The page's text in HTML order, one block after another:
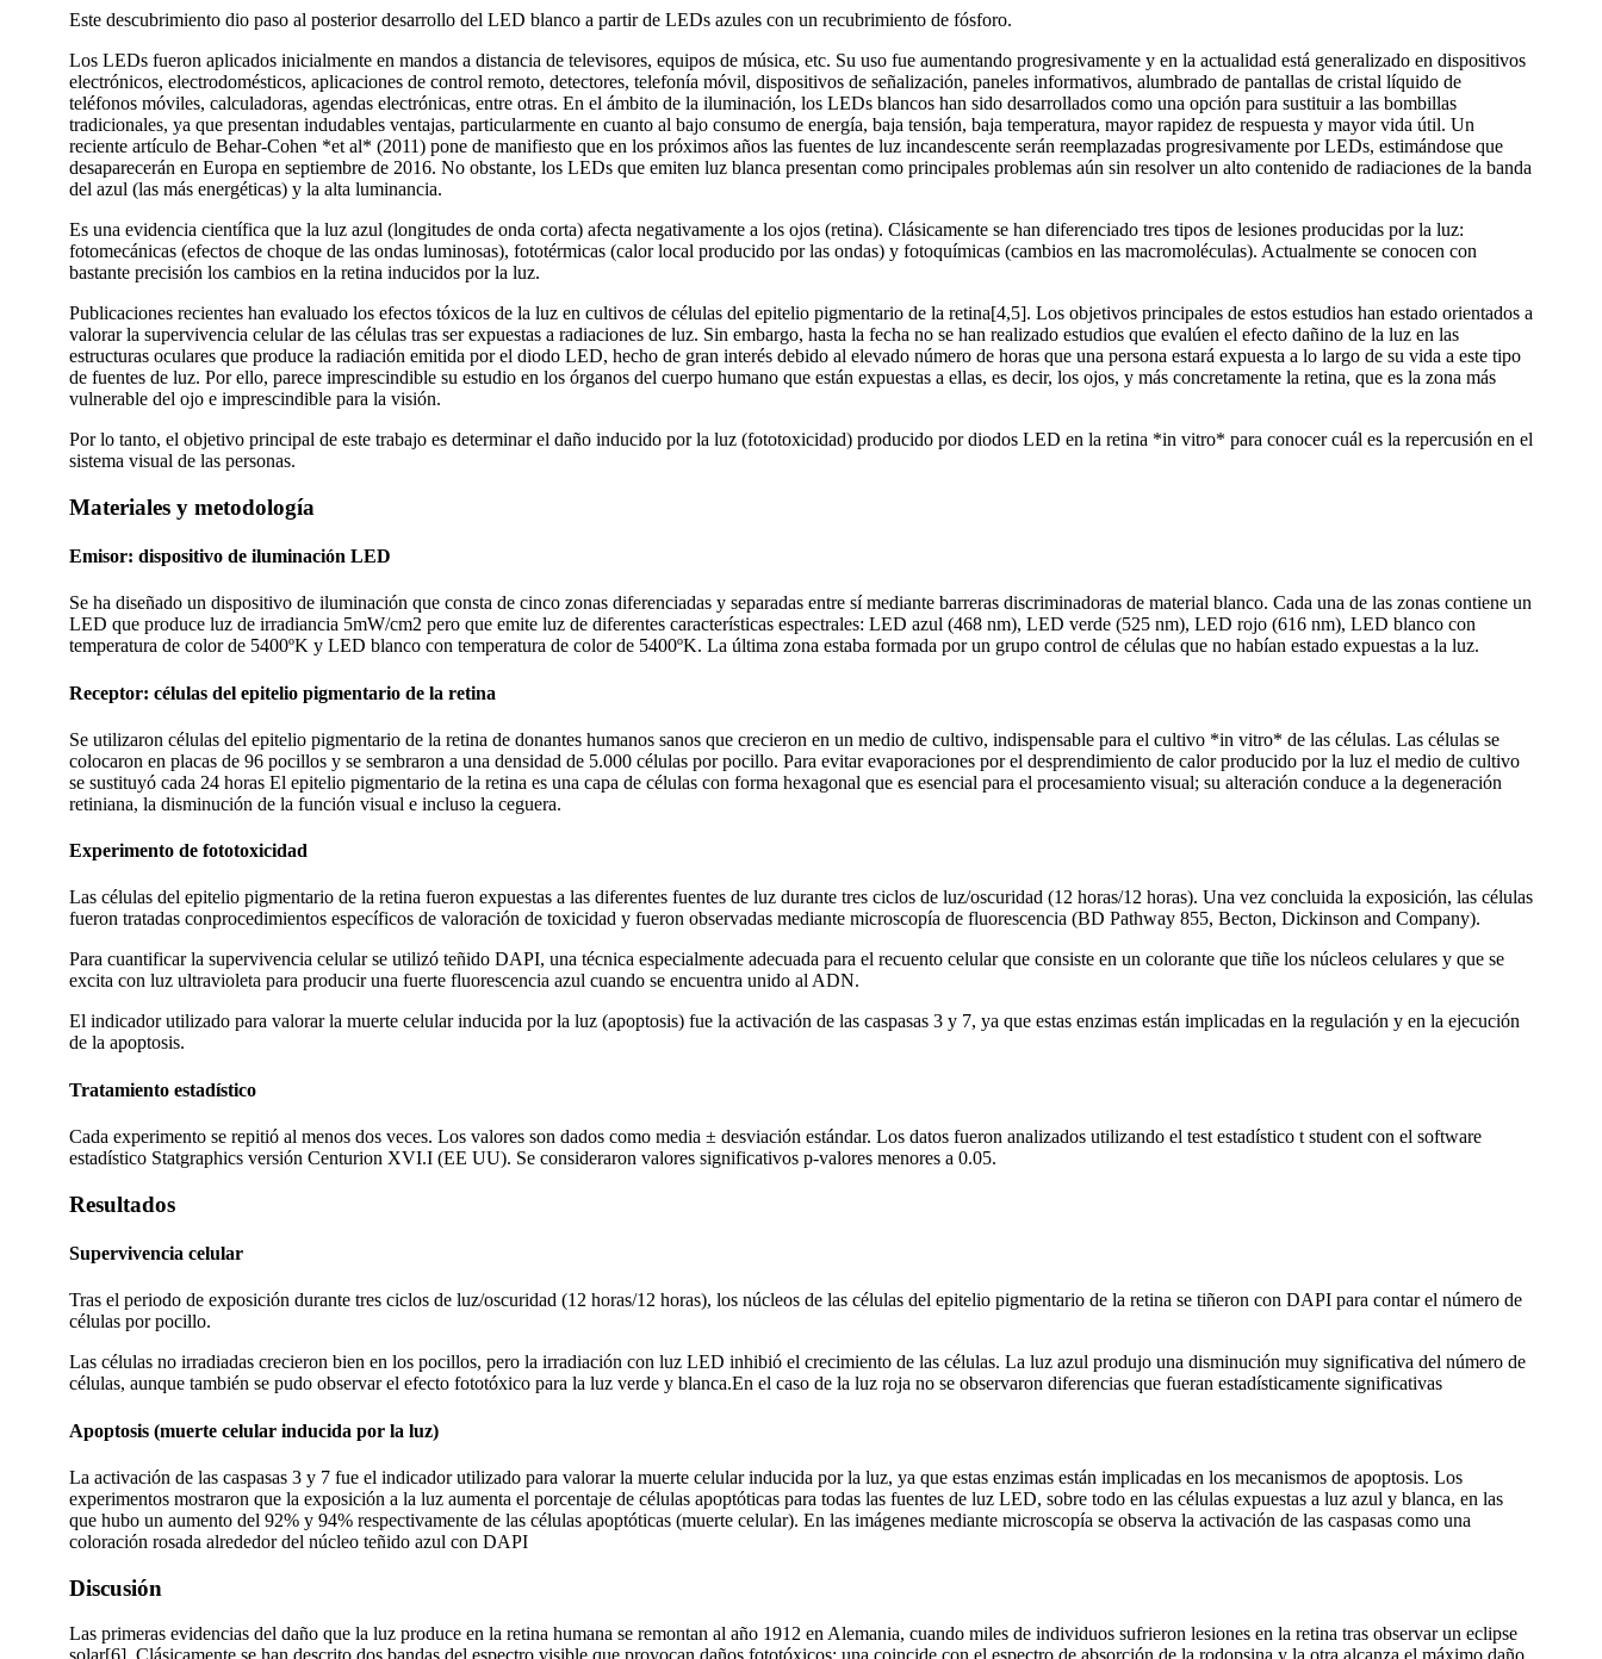
Este descubrimiento dio paso al posterior desarrollo del LED blanco a partir de LEDs azules con un recubrimiento de fósforo.
Los LEDs fueron aplicados inicialmente en mandos a distancia de televisores, equipos de música, etc. Su uso fue aumentando progresivamente y en la actualidad está generalizado en dispositivos
electrónicos, electrodomésticos, aplicaciones de control remoto, detectores, telefonía móvil, dispositivos de señalización, paneles informativos, alumbrado de pantallas de cristal líquido de
teléfonos móviles, calculadoras, agendas electrónicas, entre otras. En el ámbito de la iluminación, los LEDs blancos han sido desarrollados como una opción para sustituir a las bombillas
tradicionales, ya que presentan indudables ventajas, particularmente en cuanto al bajo consumo de energía, baja tensión, baja temperatura, mayor rapidez de respuesta y mayor vida útil. Un
reciente artículo de Behar-Cohen *et al* (2011) pone de manifiesto que en los próximos años las fuentes de luz incandescente serán reemplazadas progresivamente por LEDs, estimándose que
desaparecerán en Europa en septiembre de 2016. No obstante, los LEDs que emiten luz blanca presentan como principales problemas aún sin resolver un alto contenido de radiaciones de la banda
del azul (las más energéticas) y la alta luminancia.
Es una evidencia científica que la luz azul (longitudes de onda corta) afecta negativamente a los ojos (retina). Clásicamente se han diferenciado tres tipos de lesiones producidas por la luz:
fotomecánicas (efectos de choque de las ondas luminosas), fototérmicas (calor local producido por las ondas) y fotoquímicas (cambios en las macromoléculas). Actualmente se conocen con
bastante precisión los cambios en la retina inducidos por la luz.
Publicaciones recientes han evaluado los efectos tóxicos de la luz en cultivos de células del epitelio pigmentario de la retina[4,5]. Los objetivos principales de estos estudios han estado orientados a
valorar la supervivencia celular de las células tras ser expuestas a radiaciones de luz. Sin embargo, hasta la fecha no se han realizado estudios que evalúen el efecto dañino de la luz en las
estructuras oculares que produce la radiación emitida por el diodo LED, hecho de gran interés debido al elevado número de horas que una persona estará expuesta a lo largo de su vida a este tipo
de fuentes de luz. Por ello, parece imprescindible su estudio en los órganos del cuerpo humano que están expuestas a ellas, es decir, los ojos, y más concretamente la retina, que es la zona más
vulnerable del ojo e imprescindible para la visión.
Por lo tanto, el objetivo principal de este trabajo es determinar el daño inducido por la luz (fototoxicidad) producido por diodos LED en la retina *in vitro* para conocer cuál es la repercusión en el
sistema visual de las personas.
Materiales y metodología
Emisor: dispositivo de iluminación LED
Se ha diseñado un dispositivo de iluminación que consta de cinco zonas diferenciadas y separadas entre sí mediante barreras discriminadoras de material blanco. Cada una de las zonas contiene un
LED que produce luz de irradiancia 5mW/cm2 pero que emite luz de diferentes características espectrales: LED azul (468 nm), LED verde (525 nm), LED rojo (616 nm), LED blanco con
temperatura de color de 5400ºK y LED blanco con temperatura de color de 5400ºK. La última zona estaba formada por un grupo control de células que no habían estado expuestas a la luz.
Receptor: células del epitelio pigmentario de la retina
Se utilizaron células del epitelio pigmentario de la retina de donantes humanos sanos que crecieron en un medio de cultivo, indispensable para el cultivo *in vitro* de las células. Las células se
colocaron en placas de 96 pocillos y se sembraron a una densidad de 5.000 células por pocillo. Para evitar evaporaciones por el desprendimiento de calor producido por la luz el medio de cultivo
se sustituyó cada 24 horas El epitelio pigmentario de la retina es una capa de células con forma hexagonal que es esencial para el procesamiento visual; su alteración conduce a la degeneración
retiniana, la disminución de la función visual e incluso la ceguera.
Experimento de fototoxicidad
Las células del epitelio pigmentario de la retina fueron expuestas a las diferentes fuentes de luz durante tres ciclos de luz/oscuridad (12 horas/12 horas). Una vez concluida la exposición, las células
fueron tratadas conprocedimientos específicos de valoración de toxicidad y fueron observadas mediante microscopía de fluorescencia (BD Pathway 855, Becton, Dickinson and Company).
Para cuantificar la supervivencia celular se utilizó teñido DAPI, una técnica especialmente adecuada para el recuento celular que consiste en un colorante que tiñe los núcleos celulares y que se
excita con luz ultravioleta para producir una fuerte fluorescencia azul cuando se encuentra unido al ADN.
El indicador utilizado para valorar la muerte celular inducida por la luz (apoptosis) fue la activación de las caspasas 3 y 7, ya que estas enzimas están implicadas en la regulación y en la ejecución
de la apoptosis.
Tratamiento estadístico
Cada experimento se repitió al menos dos veces. Los valores son dados como media ± desviación estándar. Los datos fueron analizados utilizando el test estadístico t student con el software
estadístico Statgraphics versión Centurion XVI.I (EE UU). Se consideraron valores significativos p-valores menores a 0.05.
Resultados
Supervivencia celular
Tras el periodo de exposición durante tres ciclos de luz/oscuridad (12 horas/12 horas), los núcleos de las células del epitelio pigmentario de la retina se tiñeron con DAPI para contar el número de
células por pocillo.
Las células no irradiadas crecieron bien en los pocillos, pero la irradiación con luz LED inhibió el crecimiento de las células. La luz azul produjo una disminución muy significativa del número de
células, aunque también se pudo observar el efecto fototóxico para la luz verde y blanca.En el caso de la luz roja no se observaron diferencias que fueran estadísticamente significativas
Apoptosis (muerte celular inducida por la luz)
La activación de las caspasas 3 y 7 fue el indicador utilizado para valorar la muerte celular inducida por la luz, ya que estas enzimas están implicadas en los mecanismos de apoptosis. Los
experimentos mostraron que la exposición a la luz aumenta el porcentaje de células apoptóticas para todas las fuentes de luz LED, sobre todo en las células expuestas a luz azul y blanca, en las
que hubo un aumento del 92% y 94% respectivamente de las células apoptóticas (muerte celular). En las imágenes mediante microscopía se observa la activación de las caspasas como una
coloración rosada alrededor del núcleo teñido azul con DAPI
Discusión
Las primeras evidencias del daño que la luz produce en la retina humana se remontan al año 1912 en Alemania, cuando miles de individuos sufrieron lesiones en la retina tras observar un eclipse